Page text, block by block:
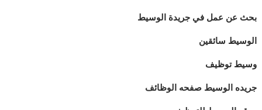
بحث عن عمل في جريدة الوسيط
الوسيط سائقين
وسيط توظيف
جريده الوسيط صفحه الوظائف